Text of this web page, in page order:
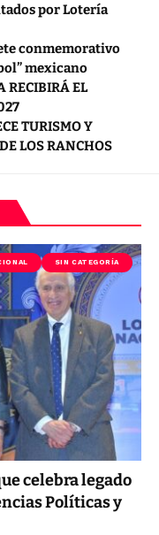
por Lotería
conmemorativo
mexicano
RECIBIRÁ EL
TURISMO Y
LOS RANCHOS
SIN CATEGORÍA
celebra legado
Políticas y